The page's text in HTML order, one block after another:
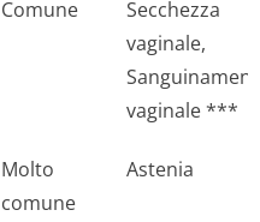
Comune
Secchezza
vaginale,
vaginale ***
Molto
comune
Astenia